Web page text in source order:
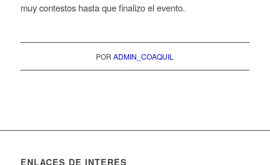
muy contestos hasta que finalizo el evento.
PORADMIN_COAQUIL
ENLACES DE INTERÉS